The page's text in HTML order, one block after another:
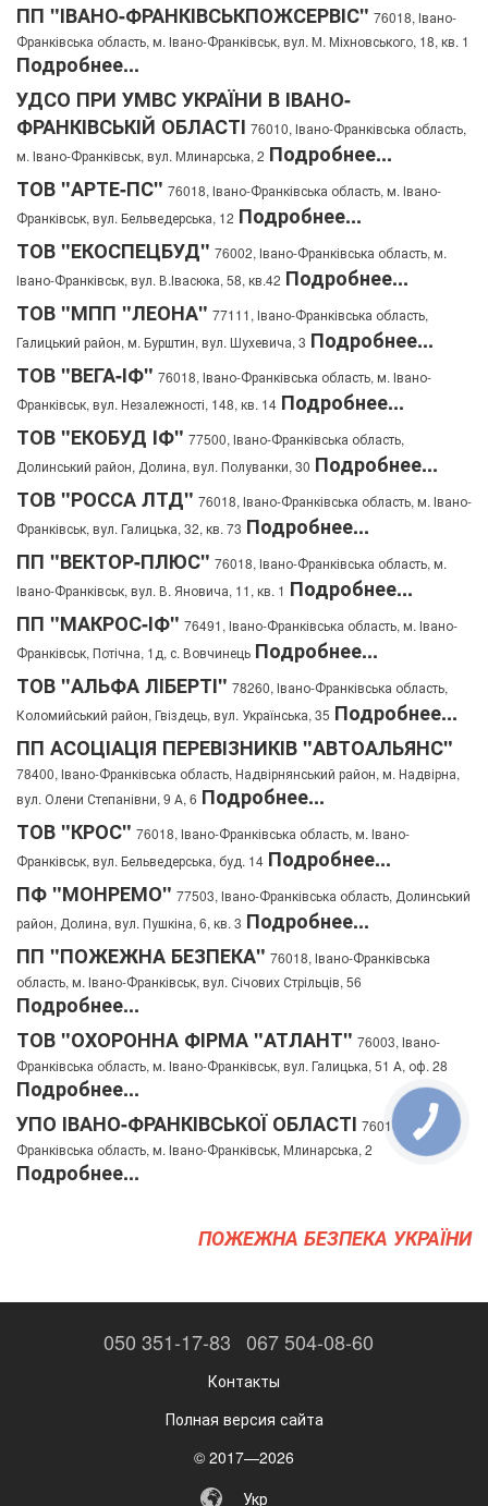
ПП "ІВАНО-ФРАНКІВСЬКПОЖСЕРВІС" 76018, Івано-
Франківська область, м. Івано-Франківськ, вул. М. Міхновського, 18, кв. 1
Подробнее...
УДСО ПРИ УМВС УКРАЇНИ В ІВАНО-
ФРАНКІВСЬКІЙ ОБЛАСТІ 76010, Івано-Франківська область,
м. Івано-Франківськ, вул. Млинарська, 2 Подробнее...
ТОВ "АРТЕ-ПС" 76018, Івано-Франківська область, м. Івано-
Франківськ, вул. Бельведерська, 12 Подробнее...
ТОВ "ЕКОСПЕЦБУД" 76002, Івано-Франківська область, м.
Івано-Франківськ, вул. В.Івасюка, 58, кв.42 Подробнее...
ТОВ "МПП "ЛЕОНА" 77111, Івано-Франківська область,
Галицький район, м. Бурштин, вул. Шухевича, 3 Подробнее...
ТОВ "ВЕГА-ІФ" 76018, Івано-Франківська область, м. Івано-
Франківськ, вул. Незалежності, 148, кв. 14 Подробнее...
ТОВ "ЕКОБУД ІФ" 77500, Івано-Франківська область,
Долинський район, Долина, вул. Полуванки, 30 Подробнее...
ТОВ "РОССА ЛТД" 76018, Івано-Франківська область, м. Івано-
Франківськ, вул. Галицька, 32, кв. 73 Подробнее...
ПП "ВЕКТОР-ПЛЮС" 76018, Івано-Франківська область, м.
Івано-Франківськ, вул. В. Яновича, 11, кв. 1 Подробнее...
ПП "МАКРОС-ІФ" 76491, Івано-Франківська область, м. Івано-
Франківськ, Потічна, 1д, с. Вовчинець Подробнее...
ТОВ "АЛЬФА ЛІБЕРТІ" 78260, Івано-Франківська область,
Коломийський район, Гвіздець, вул. Українська, 35 Подробнее...
ПП АСОЦІАЦІЯ ПЕРЕВІЗНИКІВ "АВТОАЛЬЯНС"
78400, Івано-Франківська область, Надвірнянський район, м. Надвірна,
вул. Олени Степанівни, 9 А, 6 Подробнее...
ТОВ "КРОС" 76018, Івано-Франківська область, м. Івано-
Франківськ, вул. Бельведерська, буд. 14 Подробнее...
ПФ "МОНРЕМО" 77503, Івано-Франківська область, Долинський
район, Долина, вул. Пушкіна, 6, кв. 3 Подробнее...
ПП "ПОЖЕЖНА БЕЗПЕКА" 76018, Івано-Франківська
область, м. Івано-Франківськ, вул. Січових Стрільців, 56
Подробнее...
ТОВ "ОХОРОННА ФІРМА "АТЛАНТ" 76003, Івано-
Франківська область, м. Івано-Франківськ, вул. Галицька, 51 А, оф. 28
Подробнее...
УПО ІВАНО-ФРАНКІВСЬКОЇ ОБЛАСТІ 76010, Івано-
Франківська область, м. Івано-Франківськ, Млинарська, 2
Подробнее...
ПОЖЕЖНА БЕЗПЕКА УКРАЇНИ
050 351-17-83 067 504-08-60
Контакты
Полная версия сайта
© 2017—2026
Укр